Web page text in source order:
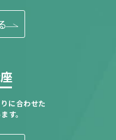
に合わせた
す。